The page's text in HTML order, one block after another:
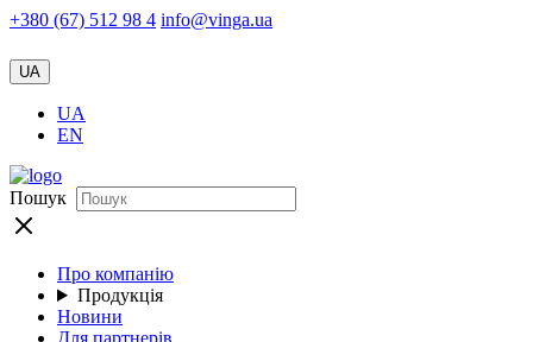
+380 (67) 512 98 4 info@vinga.ua
UA
UA
EN
Пошук
Про компанію
Продукція
Новини
Для партнерів